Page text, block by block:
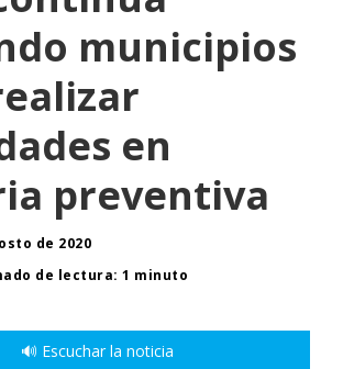
municipios
en
preventiva
de 2020
de lectura: 1 minuto
🔊 Escuchar la noticia